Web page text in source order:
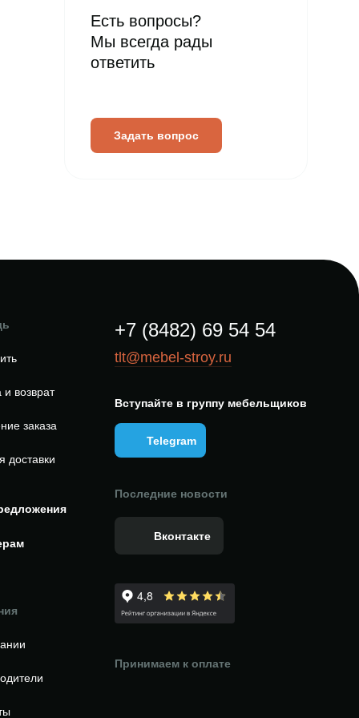
Есть вопросы?
Мы всегда рады
ответить
Задать вопрос
возврат
заказа
доставки
+7 (8482) 69 54 54
tlt@mebel-stroy.ru
Вступайте в группу мебельщиков
Telegram
Последние новости
Вконтакте
Принимаем к оплате